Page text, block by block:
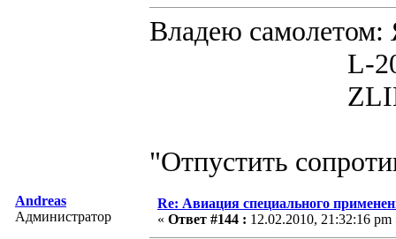
Владею
L-200D
ZLIN 526
"Отпустить
Andreas
Администратор
Re: Авиация специального
« Ответ #144 : 12.02.2010, 21:32:16 pm